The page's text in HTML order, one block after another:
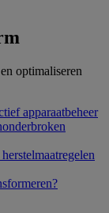
optimaliseren
apparaatbeheer